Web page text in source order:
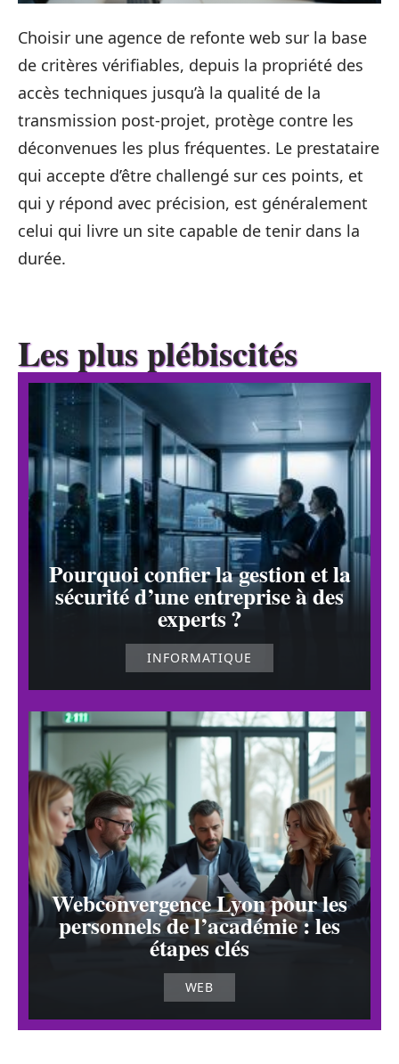
Choisir une agence de refonte web sur la base
de critères vérifiables, depuis la propriété des
accès techniques jusqu’à la qualité de la
transmission post-projet, protège contre les
déconvenues les plus fréquentes. Le prestataire
qui accepte d’être challengé sur ces points, et
qui y répond avec précision, est généralement
celui qui livre un site capable de tenir dans la
durée.
Les plus plébiscités
Pourquoi confier la gestion et la
sécurité d’une entreprise à des
experts ?
INFORMATIQUE
Webconvergence Lyon pour les
personnels de l’académie : les
étapes clés
WEB